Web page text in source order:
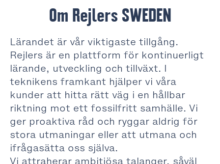
Om Rejlers SWEDEN
Lärandet är vår viktigaste tillgång.
Rejlers är en plattform för kontinuerligt
lärande, utveckling och tillväxt. I
teknikens framkant hjälper vi våra
kunder att hitta rätt väg i en hållbar
riktning mot ett fossilfritt samhälle. Vi
ger proaktiva råd och ryggar aldrig för
stora utmaningar eller att utmana och
ifrågasätta oss själva.
Vi attraherar ambitiösa talanger, såväl